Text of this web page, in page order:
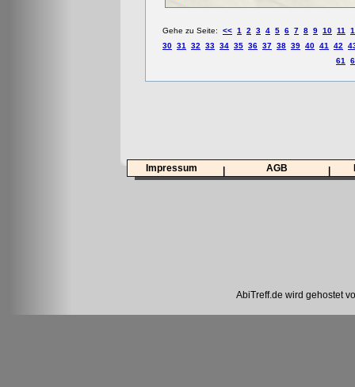
Gehe zu Seite: << 1 2 3 4 5 6 7 8 9 10 11
30 31 32 33 34 35 36 37 38 39 40 41 42
61
Impressum AGB
AbiTreff.de wird gehostet